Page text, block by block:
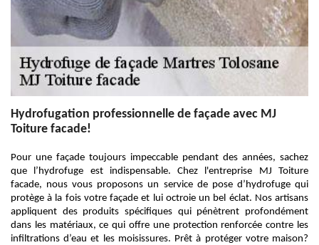
Hydrofugation professionnelle de façade avec MJ
Toiture facade!
Pour une façade toujours impeccable pendant des années, sachez
que l’hydrofuge est indispensable. Chez l'entreprise MJ Toiture
facade, nous vous proposons un service de pose d’hydrofuge qui
protège à la fois votre façade et lui octroie un bel éclat. Nos artisans
appliquent des produits spécifiques qui pénètrent profondément
dans les matériaux, ce qui offre une protection renforcée contre les
infiltrations d’eau et les moisissures. Prêt à protéger votre maison?